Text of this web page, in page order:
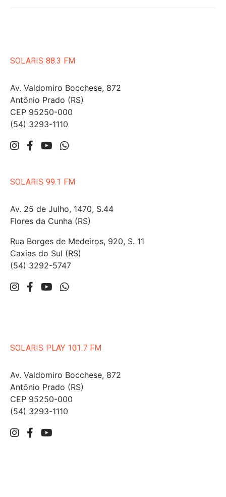
SOLARIS 88.3 FM
Av. Valdomiro Bocchese, 872
Antônio Prado (RS)
CEP 95250-000
(54) 3293-1110
SOLARIS 99.1 FM
Av. 25 de Julho, 1470, S.44
Flores da Cunha (RS)
Rua Borges de Medeiros, 920, S. 11
Caxias do Sul (RS)
(54) 3292-5747
SOLARIS PLAY 101.7 FM
Av. Valdomiro Bocchese, 872
Antônio Prado (RS)
CEP 95250-000
(54) 3293-1110